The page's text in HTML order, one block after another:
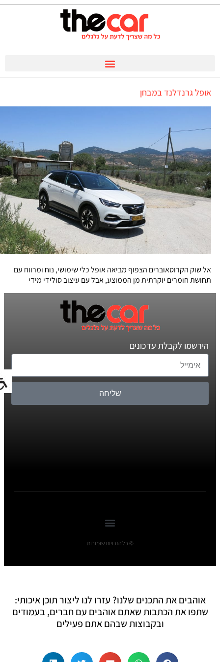
אופל גרנדלנד במבחן
אל שוק הקרוסאוברים הצפוף מביאה אופל כלי שימושי, נוח ומרווח עם
תחושת חומרים יוקרתית מן הממוצע, אבל עם עיצוב סולידי מידי
הירשמו לקבלת עדכונים
שליחה
© כל הזכויות שומורות
אוהבים את התכנים שלנו? עזרו לנו ליצור תוכן איכותי:
שתפו את הכתבות שאתם אוהבים עם חברים, בעמודים
ובקבוצות שבהם אתם פעילים